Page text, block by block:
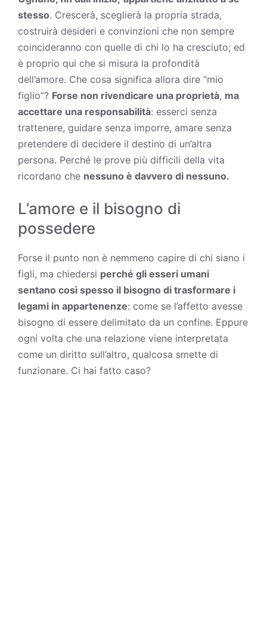
stesso. Crescerà, sceglierà la propria strada,
costruirà desideri e convinzioni che non sempre
coincideranno con quelle di chi lo ha cresciuto; ed
è proprio qui che si misura la profondità
dell’amore. Che cosa significa allora dire “mio
figlio”? Forse non rivendicare una proprietà, ma
accettare una responsabilità: esserci senza
trattenere, guidare senza imporre, amare senza
pretendere di decidere il destino di un’altra
persona. Perché le prove più difficili della vita
ricordano che nessuno è davvero di nessuno.
L’amore e il bisogno di
possedere
Forse il punto non è nemmeno capire di chi siano i
figli, ma chiedersi perché gli esseri umani
sentano così spesso il bisogno di trasformare i
legami in appartenenze: come se l’affetto avesse
bisogno di essere delimitato da un confine. Eppure
ogni volta che una relazione viene interpretata
come un diritto sull’altro, qualcosa smette di
funzionare. Ci hai fatto caso?